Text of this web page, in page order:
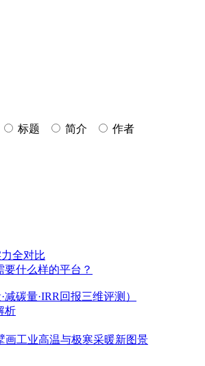
标题 简介
作者
全对比
什么样的平台？
碳量·IRR回报三维评测）
析
画工业高温与极寒采暖新图景